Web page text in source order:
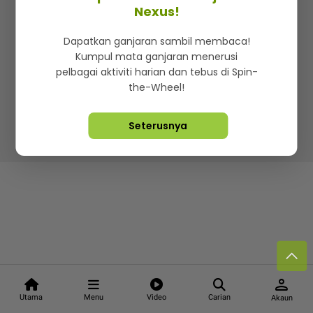
Utama Menu Video Carian
person
Akaun
Iklan di SMG360
Terma & Syarat Dasar Privasi
Lebih hot, viral dan sensasi
Hakcipta Terpelihara ©2026. Star Media Group Berhad
Nexus!
Dapatkan ganjaran sambil membaca!
Kumpul mata ganjaran menerusi
pelbagai aktiviti harian dan tebus di Spin-
the-Wheel!
Seterusnya